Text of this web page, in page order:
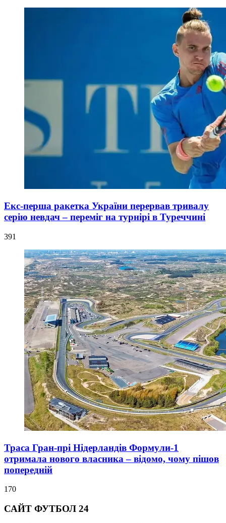
Екс-перша ракетка України перервав тривалу
серію невдач – переміг на турнірі в Туреччині
391
Траса Гран-прі Нідерландів Формули-1
отримала нового власника – відомо, чому пішов
попередній
170
САЙТ ФУТБОЛ 24